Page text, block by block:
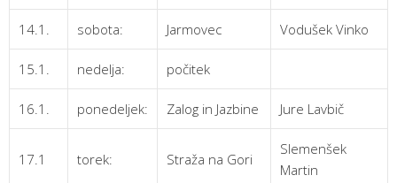
14.1. sobota: Jarmovec Vodušek Vinko
15.1. nedelja: počitek
16.1. ponedeljek: Zalog in Jazbine Jure Lavbič
17.1 torek: Straža na Gori
Slemenšek
Martin